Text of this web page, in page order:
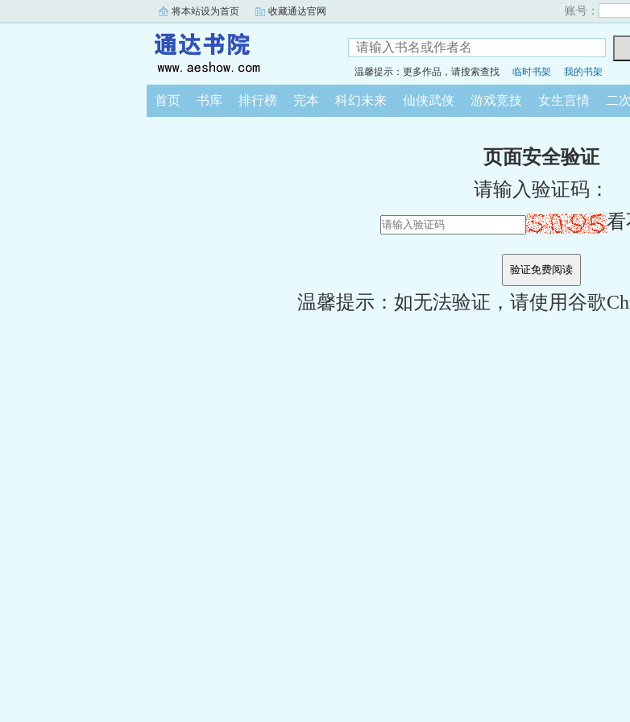
将本站设为首页 收藏通达官网 账号：
温馨提示：更多作品，请搜索查找 临时书架 我的书架
首页 书库 排行榜 完本 科幻未来 仙侠武侠 游戏竞技 女生言情 二
页面安全验证
请输入验证码：
看
温馨提示：如无法验证，请使用谷歌